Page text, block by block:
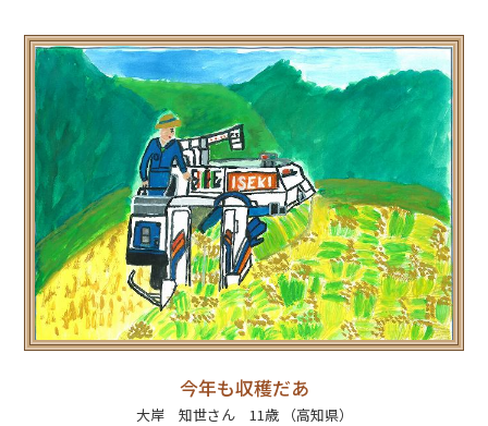
今年も収穫だあ
大岸 知世さん 11歳 （高知県）